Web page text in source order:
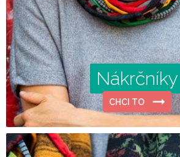
Nákrčníky
CHCI TO